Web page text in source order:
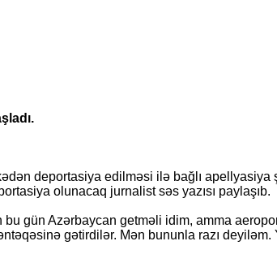
deportasiya edilməsi ilə bağlı apellyasiya
olunacaq jurnalist səs yazısı paylaşıb.
bu gün Azərbaycan getməli idim, amma
gətirdilər. Mən bununla razı